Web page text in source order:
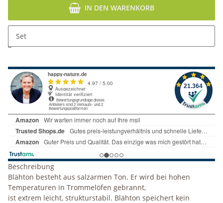
Set
IN DEN WARENKORB
Dieser Artikel hat Variationen. Wählen Sie bitte die
gewünschte Variation aus.
Beschreibung
Blähton besteht aus salzarmen Ton. Er wird bei hohen
Temperaturen in Trommelöfen gebrannt,
ist extrem leicht, strukturstabil. Blähton speichert kein